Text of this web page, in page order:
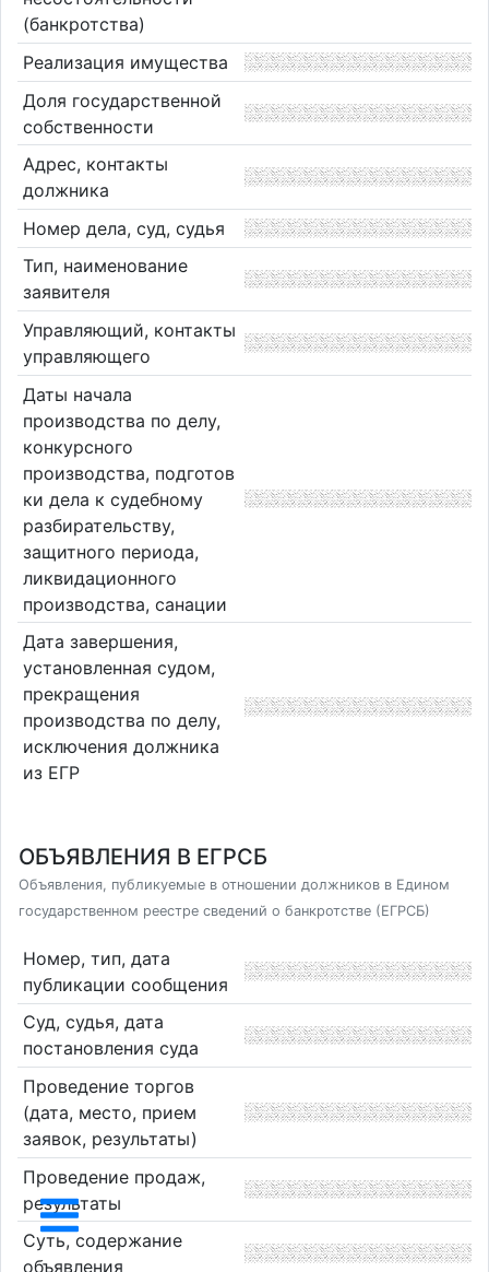
(банкротства)
Реализация имущества
Доля государственной
собственности
Адрес, контакты
должника
Номер дела, суд, судья
Тип, наименование
заявителя
Управляющий, контакты
управляющего
Даты начала
производства по делу,
конкурсного
производства, подготов
ки дела к судебному
разбирательству,
защитного периода,
ликвидационного
производства, санации
Дата завершения,
установленная судом,
прекращения
производства по делу,
исключения должника
из ЕГР
ОБЪЯВЛЕНИЯ В ЕГРСБ
Объявления, публикуемые в отношении должников в Едином
государственном реестре сведений о банкротстве (ЕГРСБ)
Номер, тип, дата
публикации сообщения
Суд, судья, дата
постановления суда
Проведение торгов
(дата, место, прием
заявок, результаты)
Проведение продаж,
результаты
Суть, содержание
объявления